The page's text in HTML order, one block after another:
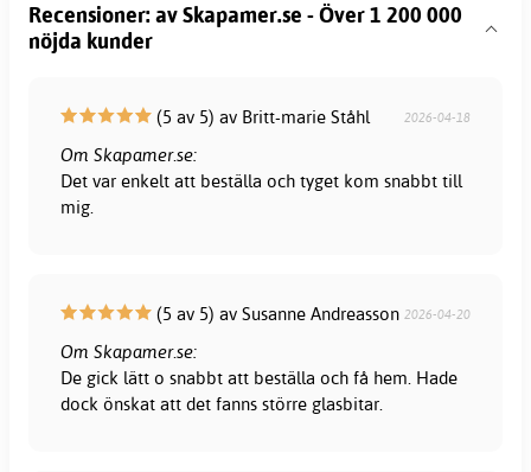
Recensioner: av Skapamer.se - Över 1 200 000
nöjda kunder
(5 av 5) av Britt-marie Ståhl 2026-04-18
Om Skapamer.se:
Det var enkelt att beställa och tyget kom snabbt till
mig.
(5 av 5) av Susanne Andreasson 2026-04-20
Om Skapamer.se:
De gick lätt o snabbt att beställa och få hem. Hade
dock önskat att det fanns större glasbitar.